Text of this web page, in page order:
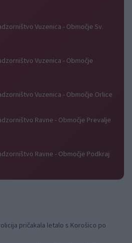
Vuzenica - Območje Sv.
Vuzenica - Območje
Vuzenica - Območje Orlice
Ravne - Območje Prevalje
Ravne - Območje Podkraj
pričakala letalo s Korošico po